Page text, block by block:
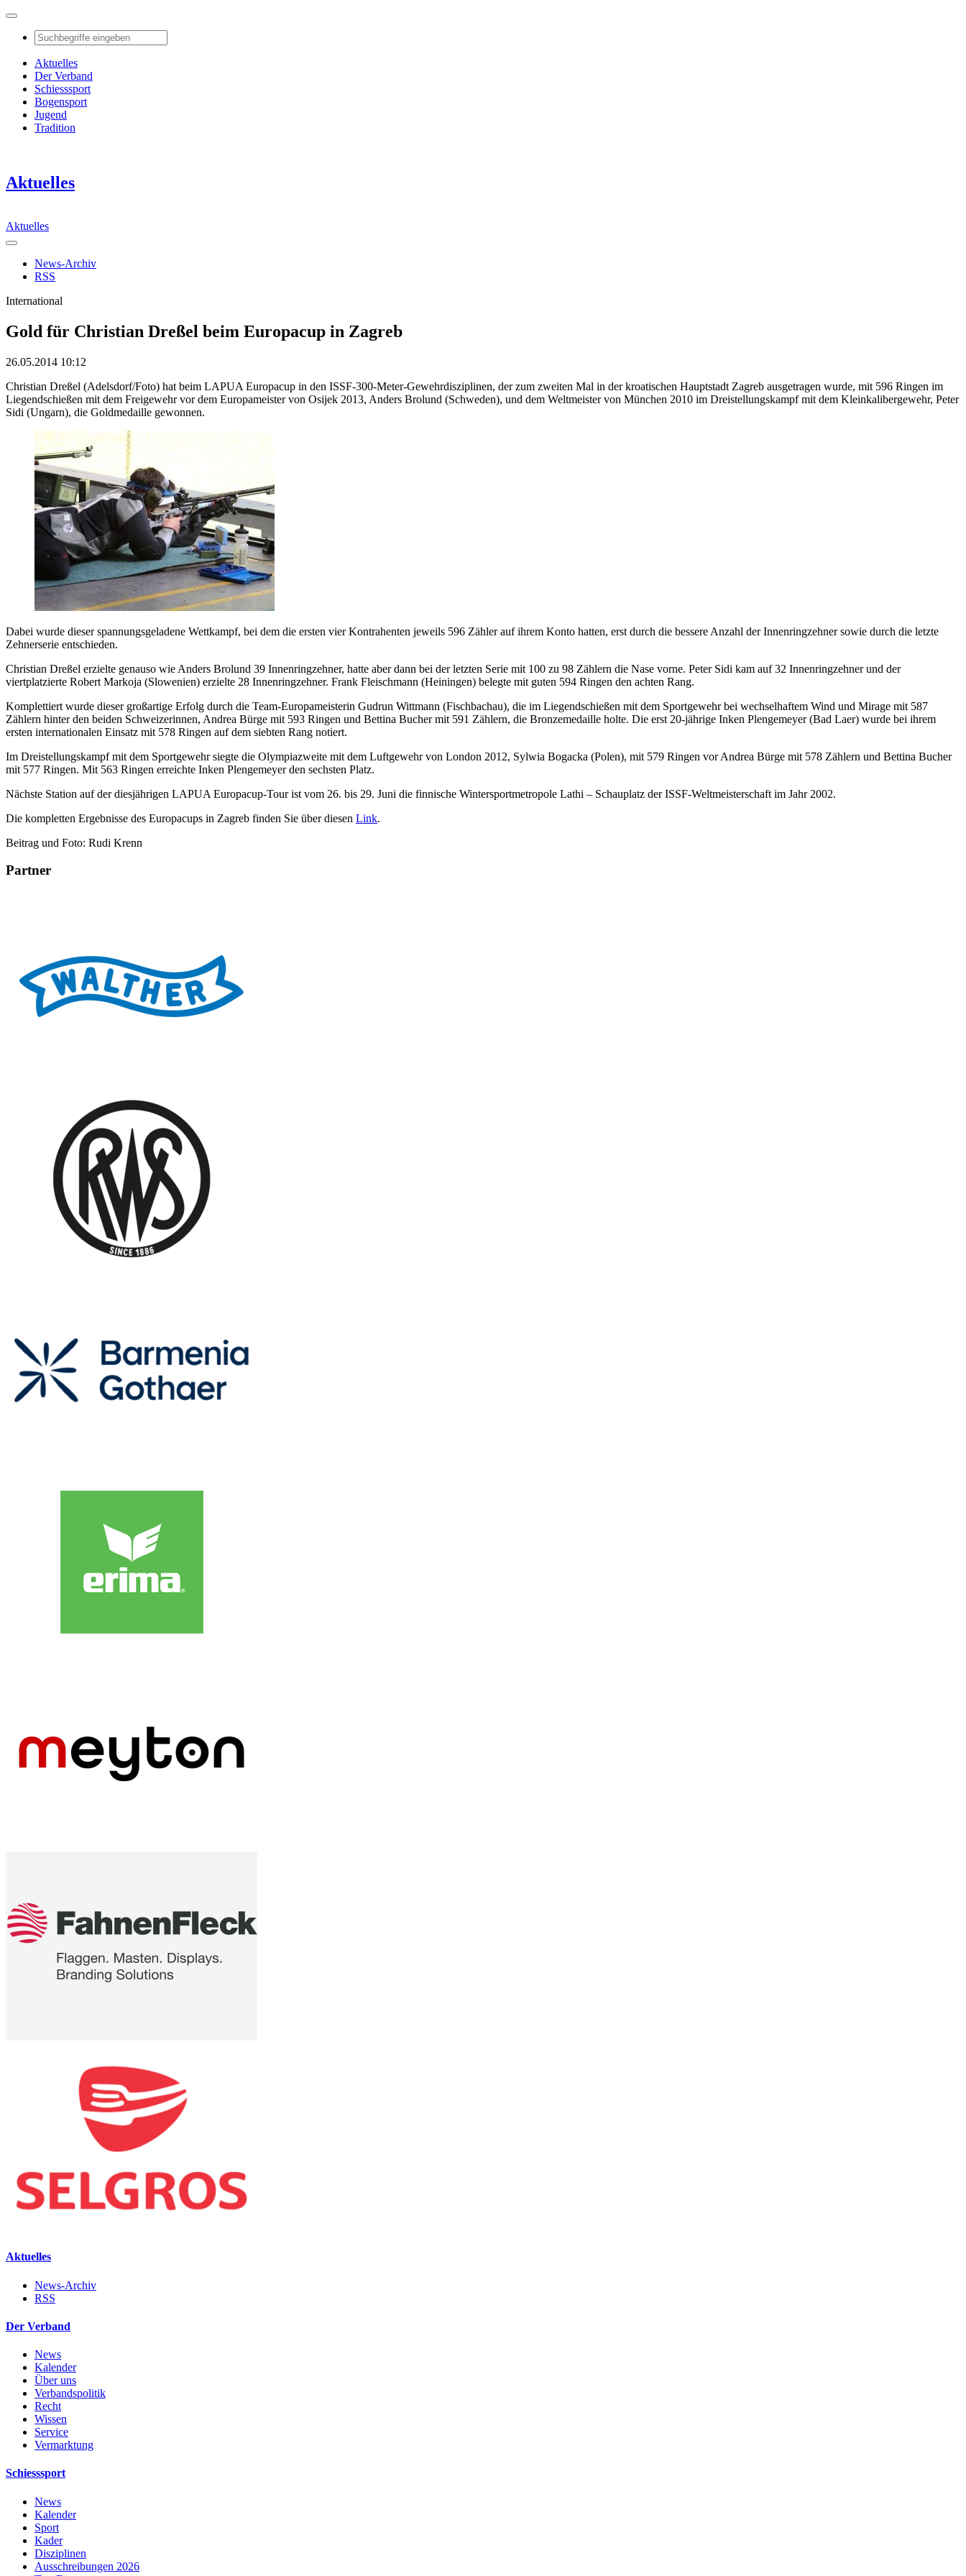
Aktuelles
Der Verband
Schiesssport
Bogensport
Jugend
Tradition
Aktuelles
Aktuelles
News-Archiv
RSS
International
Gold für Christian Dreßel beim Europacup in Zagreb
26.05.2014 10:12
Christian Dreßel (Adelsdorf/Foto) hat beim LAPUA Europacup in den ISSF-300-Meter-Gewehrdisziplinen, der zum zweiten Mal in der kroatischen Hauptstadt Zagreb ausgetragen wurde, mit 596 Ringen im
Liegendschießen mit dem Freigewehr vor dem Europameister von Osijek 2013, Anders Brolund (Schweden), und dem Weltmeister von München 2010 im Dreistellungskampf mit dem Kleinkalibergewehr, Peter
Sidi (Ungarn), die Goldmedaille gewonnen.
Dabei wurde dieser spannungsgeladene Wettkampf, bei dem die ersten vier Kontrahenten jeweils 596 Zähler auf ihrem Konto hatten, erst durch die bessere Anzahl der Innenringzehner sowie durch die letzte
Zehnerserie entschieden.
Christian Dreßel erzielte genauso wie Anders Brolund 39 Innenringzehner, hatte aber dann bei der letzten Serie mit 100 zu 98 Zählern die Nase vorne. Peter Sidi kam auf 32 Innenringzehner und der
viertplatzierte Robert Markoja (Slowenien) erzielte 28 Innenringzehner. Frank Fleischmann (Heiningen) belegte mit guten 594 Ringen den achten Rang.
Komplettiert wurde dieser großartige Erfolg durch die Team-Europameisterin Gudrun Wittmann (Fischbachau), die im Liegendschießen mit dem Sportgewehr bei wechselhaftem Wind und Mirage mit 587
Zählern hinter den beiden Schweizerinnen, Andrea Bürge mit 593 Ringen und Bettina Bucher mit 591 Zählern, die Bronzemedaille holte. Die erst 20-jährige Inken Plengemeyer (Bad Laer) wurde bei ihrem
ersten internationalen Einsatz mit 578 Ringen auf dem siebten Rang notiert.
Im Dreistellungskampf mit dem Sportgewehr siegte die Olympiazweite mit dem Luftgewehr von London 2012, Sylwia Bogacka (Polen), mit 579 Ringen vor Andrea Bürge mit 578 Zählern und Bettina Bucher
mit 577 Ringen. Mit 563 Ringen erreichte Inken Plengemeyer den sechsten Platz.
Nächste Station auf der diesjährigen LAPUA Europacup-Tour ist vom 26. bis 29. Juni die finnische Wintersportmetropole Lathi – Schauplatz der ISSF-Weltmeisterschaft im Jahr 2002.
Die kompletten Ergebnisse des Europacups in Zagreb finden Sie über diesen Link.
Beitrag und Foto: Rudi Krenn
Partner
Aktuelles
News-Archiv
RSS
Der Verband
News
Kalender
Über uns
Verbandspolitik
Recht
Wissen
Service
Vermarktung
Schiesssport
News
Kalender
Sport
Kader
Disziplinen
Ausschreibungen 2026